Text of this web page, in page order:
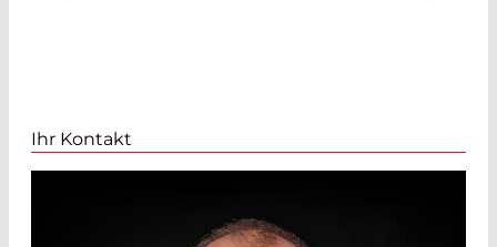
Ihr Kontakt